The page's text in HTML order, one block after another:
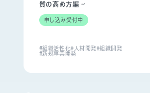
質の高め方編 ~
申し込み受付中
#組織活性化#人材開発#組織開発
#新規事業開発